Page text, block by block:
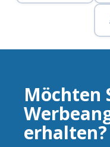
Möchten
erhalten?